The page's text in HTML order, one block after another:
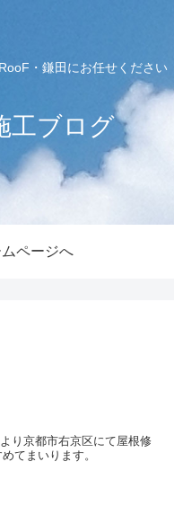
・鎌田にお任せください
工ブログ
ページへ
り京都市右京区にて屋根修
てまいります。